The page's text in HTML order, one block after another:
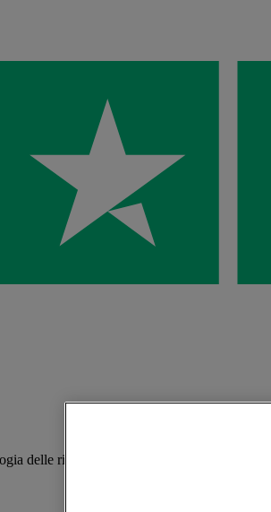
delle ricerche